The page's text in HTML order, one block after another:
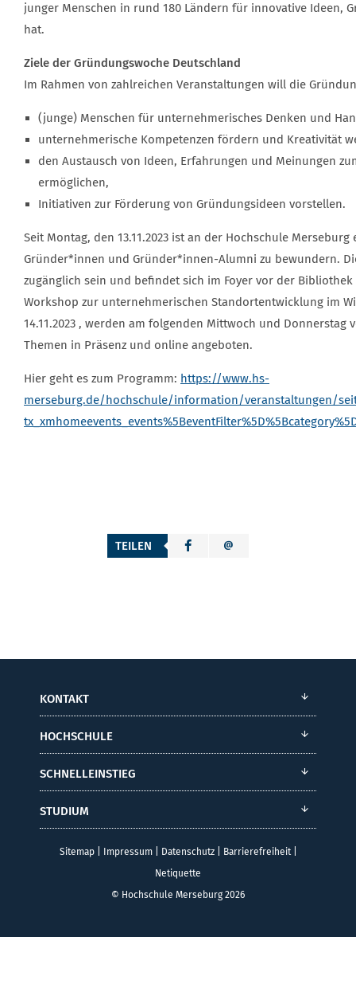
junger Menschen in rund 180 Ländern für innovative Ideen,
hat.
Ziele der Gründungswoche Deutschland
Im Rahmen von zahlreichen Veranstaltungen will die
(junge) Menschen für unternehmerisches Denken und
unternehmerische Kompetenzen fördern und Kreativität
den Austausch von Ideen, Erfahrungen und Meinungen
ermöglichen,
Initiativen zur Förderung von Gründungsideen vorstellen.
Seit Montag, den 13.11.2023 ist an der Hochschule
Gründer*innen und Gründer*innen-Alumni zu bewundern.
zugänglich sein und befindet sich im Foyer vor der
Workshop zur unternehmerischen Standortentwicklung im
14.11.2023 , werden am folgenden Mittwoch und
Themen in Präsenz und online angeboten.
Hier geht es zum Programm: https://www.hs-
merseburg.de/hochschule/information/veranstaltungen/
TEILEN
KONTAKT
HOCHSCHULE
SCHNELLEINSTIEG
STUDIUM
Sitemap| Impressum| Datenschutz| Barrierefreiheit|
Netiquette
© Hochschule Merseburg 2026